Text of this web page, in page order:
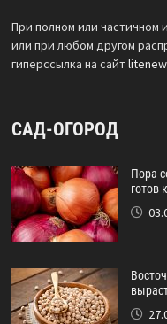
При полном или частичном
или при любом другом
гиперссылка на сайт
САД-ОГОРОД
Пора
готов